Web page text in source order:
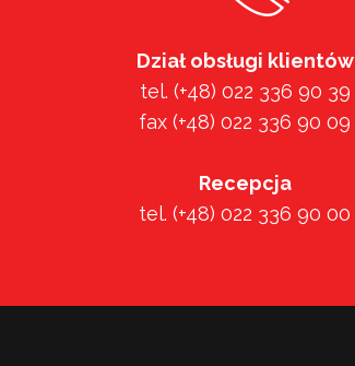
Dział obsługi klientów
tel. (+48) 022 336 90 39
fax (+48) 022 336 90 09
Recepcja
tel. (+48) 022 336 90 00